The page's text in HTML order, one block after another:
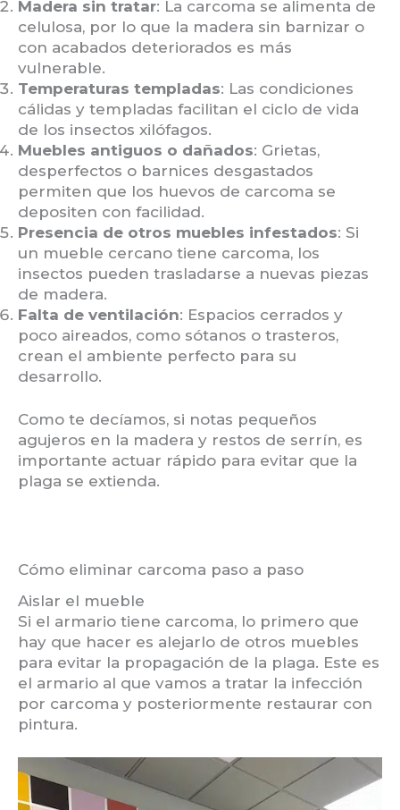
Madera sin tratar: La carcoma se alimenta de
celulosa, por lo que la madera sin barnizar o
con acabados deteriorados es más
vulnerable.
Temperaturas templadas: Las condiciones
cálidas y templadas facilitan el ciclo de vida
de los insectos xilófagos.
Muebles antiguos o dañados: Grietas,
desperfectos o barnices desgastados
permiten que los huevos de carcoma se
depositen con facilidad.
Presencia de otros muebles infestados: Si
un mueble cercano tiene carcoma, los
insectos pueden trasladarse a nuevas piezas
de madera.
Falta de ventilación: Espacios cerrados y
poco aireados, como sótanos o trasteros,
crean el ambiente perfecto para su
desarrollo.
Como te decíamos, si notas pequeños
agujeros en la madera y restos de serrín, es
importante actuar rápido para evitar que la
plaga se extienda.
Cómo eliminar carcoma paso a paso
Aislar el mueble
Si el armario tiene carcoma, lo primero que
hay que hacer es alejarlo de otros muebles
para evitar la propagación de la plaga. Este es
el armario al que vamos a tratar la infección
por carcoma y posteriormente restaurar con
pintura.